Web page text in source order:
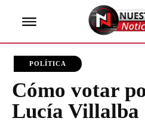
POLÍTICA
Cómo votar
Lucía Villalba